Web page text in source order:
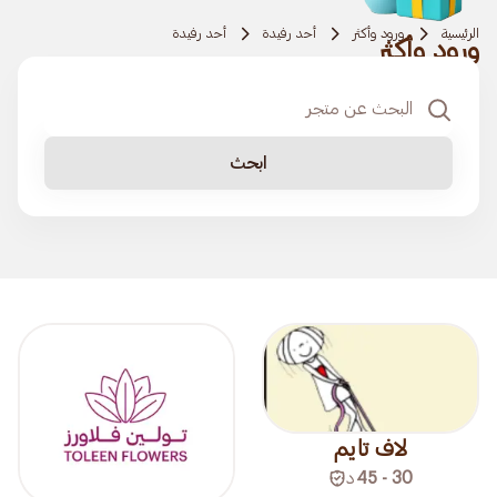
الرئيسية ورود وأكثر أحد رفيدة أحد رفيدة
ورود وأكثر
ابحث
لاف تايم
30 - 45 د